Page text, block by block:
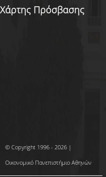
Χάρτης Πρόσβασης
© Copyright 1996 - 2026 |
Οικονομικό Πανεπιστήμιο Αθηνών